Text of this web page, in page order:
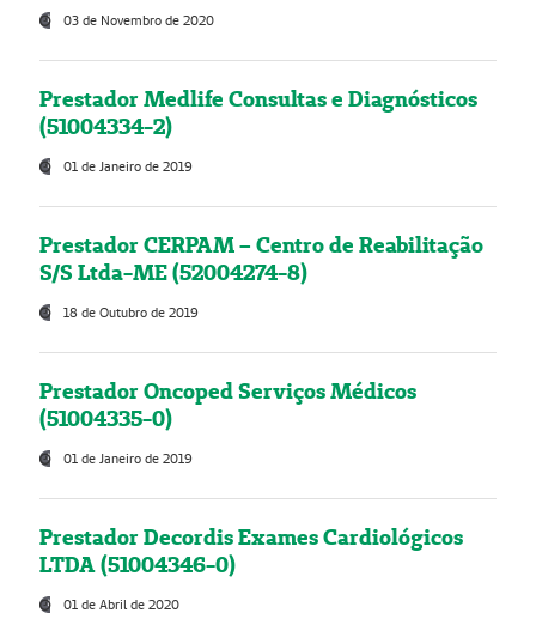
03 de Novembro de 2020
Prestador Medlife Consultas e Diagnósticos
(51004334-2)
01 de Janeiro de 2019
Prestador CERPAM – Centro de Reabilitação
S/S Ltda-ME (52004274-8)
18 de Outubro de 2019
Prestador Oncoped Serviços Médicos
(51004335-0)
01 de Janeiro de 2019
Prestador Decordis Exames Cardiológicos
LTDA (51004346-0)
01 de Abril de 2020